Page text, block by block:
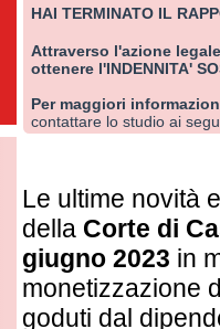
l'azione legale
l'INDENNITA'
maggiori informazioni:
lo studio ai seguenti
ultime novità
2023in merito
dei
dal dipendente
del